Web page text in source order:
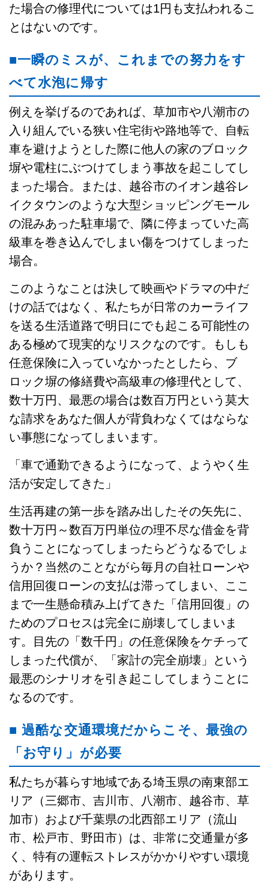
た場合の修理代については1円も支払われるこ
とはないのです。
■一瞬のミスが、これまでの努力をす
べて水泡に帰す
例えを挙げるのであれば、草加市や八潮市の
入り組んでいる狭い住宅街や路地等で、自転
車を避けようとした際に他人の家のブロック
塀や電柱にぶつけてしまう事故を起こしてし
まった場合。または、越谷市のイオン越谷レ
イクタウンのような大型ショッピングモール
の混みあった駐車場で、隣に停まっていた高
級車を巻き込んでしまい傷をつけてしまった
場合。
このようなことは決して映画やドラマの中だ
けの話ではなく、私たちが日常のカーライフ
を送る生活道路で明日にでも起こる可能性の
ある極めて現実的なリスクなのです。もしも
任意保険に入っていなかったとしたら、ブ
ロック塀の修繕費や高級車の修理代として、
数十万円、最悪の場合は数百万円という莫大
な請求をあなた個人が背負わなくてはならな
い事態になってしまいます。
「車で通勤できるようになって、ようやく生
活が安定してきた」
生活再建の第一歩を踏み出したその矢先に、
数十万円～数百万円単位の理不尽な借金を背
負うことになってしまったらどうなるでしょ
うか？当然のことながら毎月の自社ローンや
信用回復ローンの支払は滞ってしまい、ここ
まで一生懸命積み上げてきた「信用回復」の
ためのプロセスは完全に崩壊してしまいま
す。目先の「数千円」の任意保険をケチって
しまった代償が、「家計の完全崩壊」という
最悪のシナリオを引き起こしてしまうことに
なるのです。
■ 過酷な交通環境だからこそ、最強の
「お守り」が必要
私たちが暮らす地域である埼玉県の南東部エ
リア（三郷市、吉川市、八潮市、越谷市、草
加市）および千葉県の北西部エリア（流山
市、松戸市、野田市）は、非常に交通量が多
く、特有の運転ストレスがかかりやすい環境
があります。